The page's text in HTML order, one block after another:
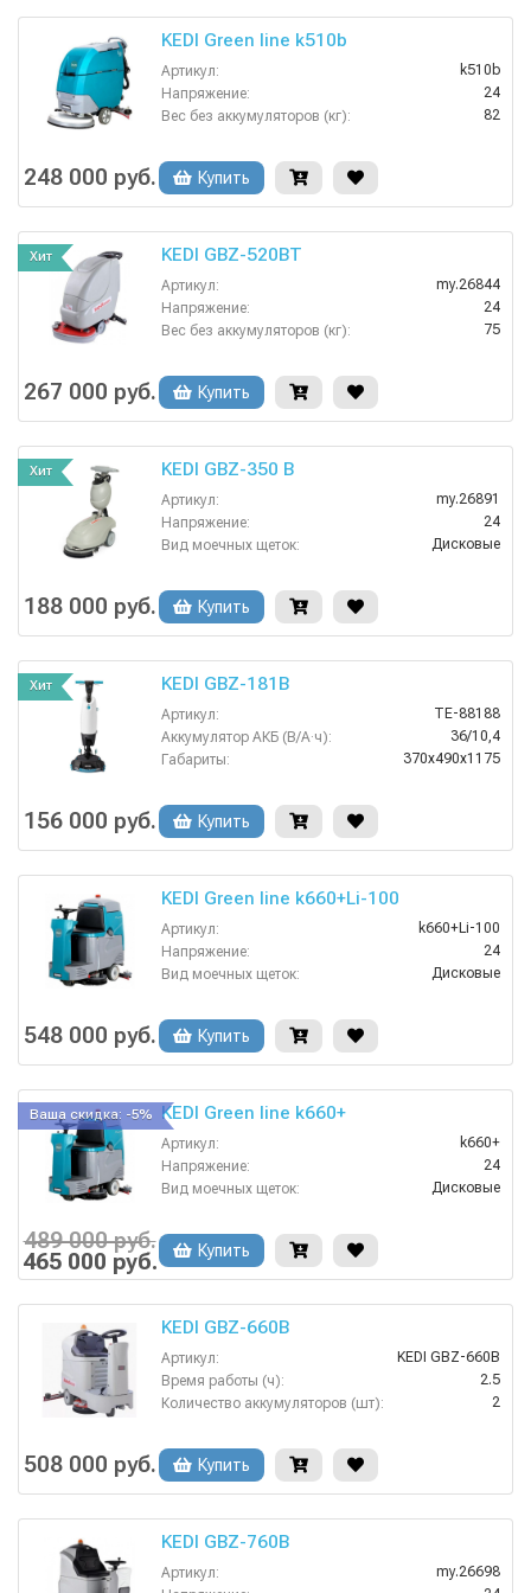
KEDI Green line k510b
Артикул:
k510b
Напряжение:
24
Вес без аккумуляторов (кг):
82
Время работы от аккумуляторов (ч):
Габариты:
248 000 руб. Купить
Хит KEDI GBZ-520BT
Артикул:
my.26844
Напряжение:
24
Вес без аккумуляторов (кг):
75
Время работы от аккумуляторов (ч):
Габариты:
267 000 руб. Купить
Хит KEDI GBZ-350 B
Артикул:
my.26891
Напряжение:
24
Вид моечных щеток:
Дисковые
Давление прижима щеток:
Потребляемая мощность (кВт):
188 000 руб. Купить
Хит KEDI GBZ-181B
Артикул:
TE-88188
Аккумулятор АКБ (В/А·ч):
36/10,4
Габариты:
370x490x1175
Производитель:
Рабочая ширина щеток (мм):
Тип машины:
Аккумуляторная
156 000 руб. Купить
KEDI Green line k660+Li-100
Артикул:
k660+Li-100
Напряжение:
24
Вид моечных щеток:
Дисковые
Время работы от аккумуляторов (ч):
Габариты:
548 000 руб. Купить
Ваша скидка: -5% KEDI Green line k660+
Артикул:
k660+
Напряжение:
24
Вид моечных щеток:
Дисковые
Габариты:
Давление прижима щеток:
489 000 руб.
465 000 руб. Купить
KEDI GBZ-660B
Артикул:
KEDI GBZ-660B
Время работы (ч):
2.5
Количество аккумуляторов (шт):
2
Рабочая ширина щеток (мм):
Тип машины:
508 000 руб. Купить
KEDI GBZ-760B
Артикул:
my.26698